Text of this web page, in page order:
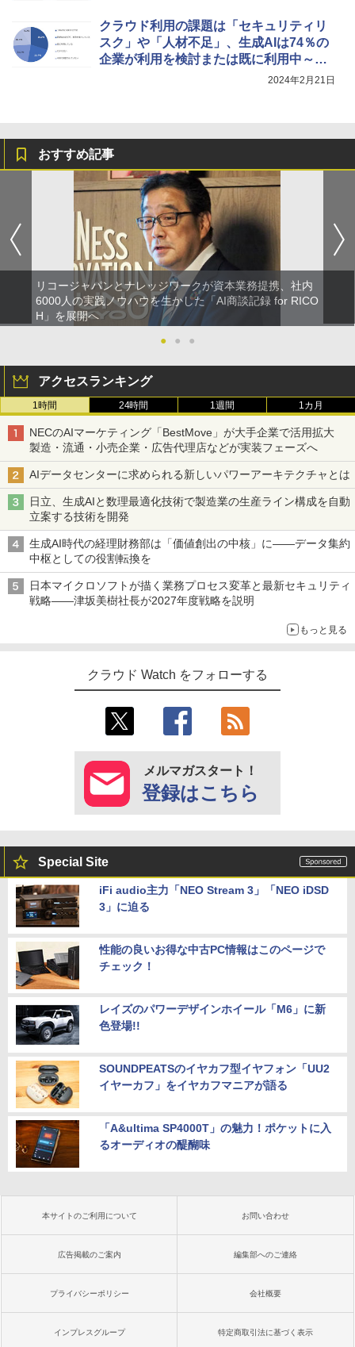
クラウド利用の課題は「セキュリティリ
スク」や「人材不足」、生成AIは74％の
企業が利用を検討または既に利用中～エ
2024年2月21日
おすすめ記事
リコージャパンとナレッジワークが資本業務提携、社内
6000人の実践ノウハウを生かした「AI商談記録 for RICO
H」を展開へ
●
● ●
アクセスランキング
1時間 24時間 1週間 1カ月
NECのAIマーケティング「BestMove」が大手企業で活用拡大
製造・流通・小売企業・広告代理店などが実装フェーズへ
AIデータセンターに求められる新しいパワーアーキテクチャとは
日立、生成AIと数理最適化技術で製造業の生産ライン構成を自動
立案する技術を開発
生成AI時代の経理財務部は「価値創出の中核」に――データ集約
中枢としての役割転換を
日本マイクロソフトが描く業務プロセス変革と最新セキュリティ
戦略――津坂美樹社長が2027年度戦略を説明
もっと見る
クラウド Watch をフォローする
メルマガスタート！
登録はこちら
Special Site
iFi audio主力「NEO Stream 3」「NEO iDSD
3」に迫る
性能の良いお得な中古PC情報はこのページで
チェック！
レイズのパワーデザインホイール「M6」に新
色登場!!
SOUNDPEATSのイヤカフ型イヤフォン「UU2
イヤーカフ」をイヤカフマニアが語る
「A&ultima SP4000T」の魅力！ポケットに入
るオーディオの醍醐味
本サイトのご利用について お問い合わせ
広告掲載のご案内 編集部へのご連絡
プライバシーポリシー 会社概要
インプレスグループ 特定商取引法に基づく表示